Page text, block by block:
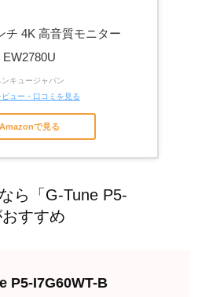
チ 4K 高音質モニター
EW2780U
ンキュージャパン
ュー・口コミを見る
Amazonで見る
ら「G-Tune P5-
すすめ
P5-I7G60WT-B